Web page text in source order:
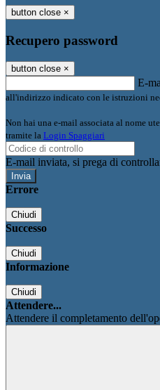
button close ×
Recupero password
button close ×
E-
all'indirizzo indicato con le istruzioni
Non hai una e-mail associata al nome
tramite la Login Spaggiari
E-mail inviata, si prega di
Errore
Chiudi
Successo
Chiudi
Informazione
Chiudi
Attendere...
Attendere il completamento